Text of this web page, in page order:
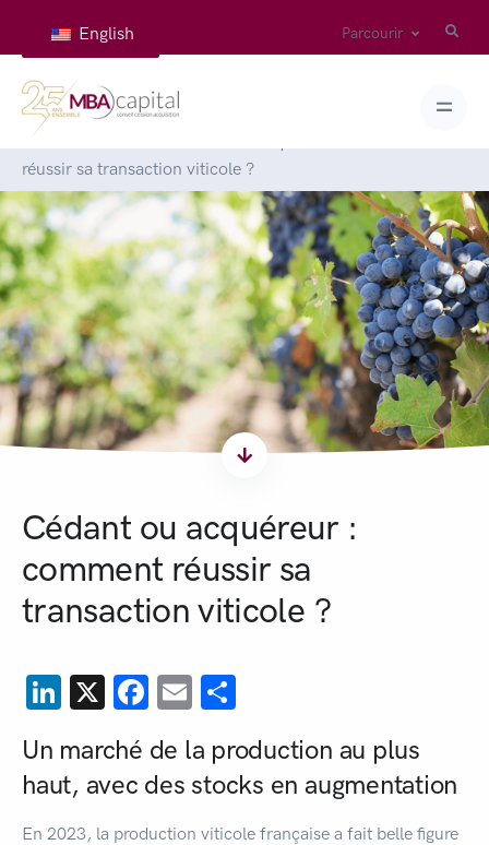
English Parcourir
Accueil
réussir sa transaction viticole ?
Cédant ou acquéreur :
comment réussir sa
transaction viticole ?
LinkedIn
X Facebook
Email
Un marché de la production au plus
haut, avec des stocks en augmentation
En 2023, la production viticole française a fait belle figure